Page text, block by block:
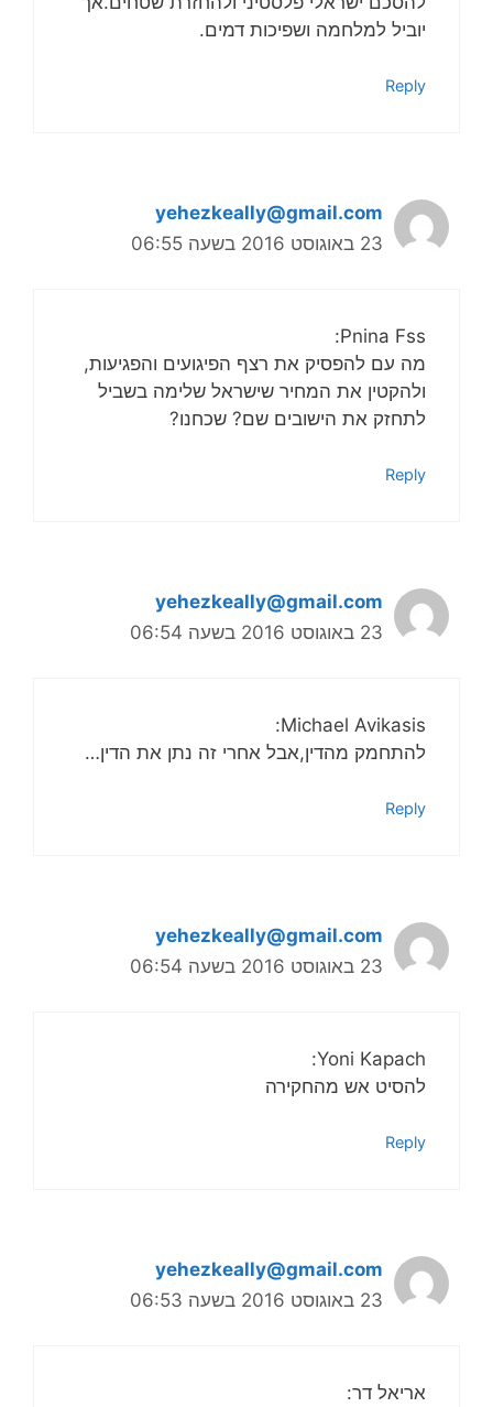
יוביל למלחמה ושפיכות דמים.
Reply
yehezkeally@gmail.com
23 באוגוסט 2016 בשעה 06:55
Pnina Fss:
מה עם להפסיק את רצף הפיגועים והפגיעות,
ולהקטין את המחיר שישראל שלימה בשביל
לתחזק את הישובים שם? שכחנו?
Reply
yehezkeally@gmail.com
23 באוגוסט 2016 בשעה 06:54
Michael Avikasis:
להתחמק מהדין,אבל אחרי זה נתן את הדין…
Reply
yehezkeally@gmail.com
23 באוגוסט 2016 בשעה 06:54
Yoni Kapach:
להסיט אש מהחקירה
Reply
yehezkeally@gmail.com
23 באוגוסט 2016 בשעה 06:53
אריאל דר: